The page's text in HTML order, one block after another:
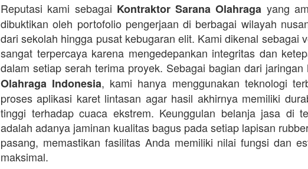
Reputasi kami sebagai Kontraktor Sarana Olahraga yang
dibuktikan oleh portofolio pengerjaan di berbagai wilayah
dari sekolah hingga pusat kebugaran elit. Kami dikenal sebagai
sangat terpercaya karena mengedepankan integritas dan
dalam setiap serah terima proyek. Sebagai bagian dari jaringan
Olahraga Indonesia, kami hanya menggunakan teknologi
proses aplikasi karet lintasan agar hasil akhirnya memiliki
tinggi terhadap cuaca ekstrem. Keunggulan belanja jasa di
adalah adanya jaminan kualitas bagus pada setiap lapisan
pasang, memastikan fasilitas Anda memiliki nilai fungsi dan
maksimal.